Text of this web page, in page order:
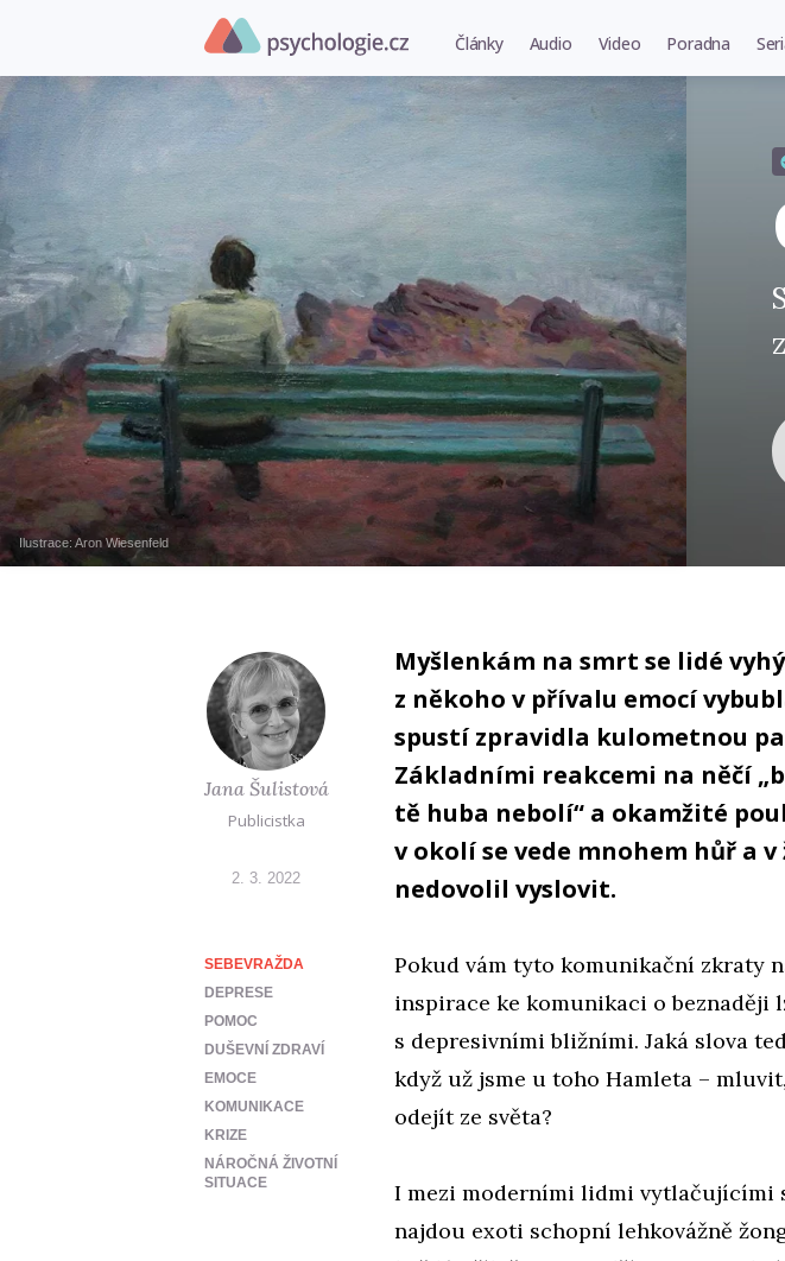
Články Audio Video Poradna
Ilustrace: Aron Wiesenfeld
Jana Šulistová
Publicistka
2. 3. 2022
SEBEVRAŽDA
DEPRESE
POMOC
DUŠEVNÍ ZDRAVÍ
EMOCE
KOMUNIKACE
KRIZE
NÁROČNÁ ŽIVOTNÍ
SITUACE
Myšlenkám na smrt se lidé
z někoho v přívalu emocí
spustí zpravidla kulometnou
Základními reakcemi na něčí
tě huba nebolí“ a okamžité
v okolí se vede mnohem hůř a
nedovolil vyslovit.
Pokud vám tyto komunikační zkraty
inspirace ke komunikaci o beznaději
s depresivními bližními. Jaká slova
když už jsme u toho Hamleta –
odejít ze světa?
I mezi moderními lidmi vytlačujícími
najdou exoti schopní lehkovážně